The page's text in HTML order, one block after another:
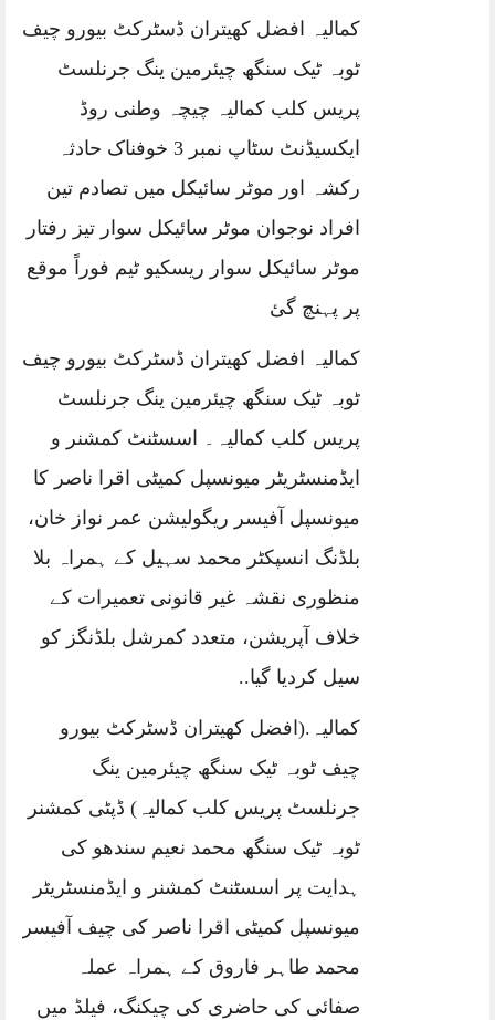
کمالیہ افضل کھیتران ڈسٹرکٹ بیورو چیف
ٹوبہ ٹیک سنگھ چیئرمین ینگ جرنلسٹ
پریس کلب کمالیہ چیچہ وطنی روڈ
ایکسیڈنٹ سٹاپ نمبر 3 خوفناک حادثہ
رکشہ اور موٹر سائیکل میں تصادم تین
افراد نوجوان موٹر سائیکل سوار تیز رفتار
موٹر سائیکل سوار ریسکیو ٹیم فوراً موقع
پر پہنچ گئ
کمالیہ افضل کھیتران ڈسٹرکٹ بیورو چیف
ٹوبہ ٹیک سنگھ چیئرمین ینگ جرنلسٹ
پریس کلب کمالیہ۔ اسسٹنٹ کمشنر و
ایڈمنسٹریٹر میونسپل کمیٹی اقرا ناصر کا
میونسپل آفیسر ریگولیشن عمر نواز خان،
بلڈنگ انسپکٹر محمد سہیل کے ہمراہ بلا
منظوری نقشہ غیر قانونی تعمیرات کے
خلاف آپریشن، متعدد کمرشل بلڈنگز کو
سیل کردیا گیا..
کمالیہ.(افضل کھیتران ڈسٹرکٹ بیورو
چیف ٹوبہ ٹیک سنگھ چیئرمین ینگ
جرنلسٹ پریس کلب کمالیہ) ڈپٹی کمشنر
ٹوبہ ٹیک سنگھ محمد نعیم سندھو کی
ہدایت پر اسسٹنٹ کمشنر و ایڈمنسٹریٹر
میونسپل کمیٹی اقرا ناصر کی چیف آفیسر
محمد طاہر فاروق کے ہمراہ عملہ
صفائی کی حاضری کی چیکنگ، فیلڈ میں